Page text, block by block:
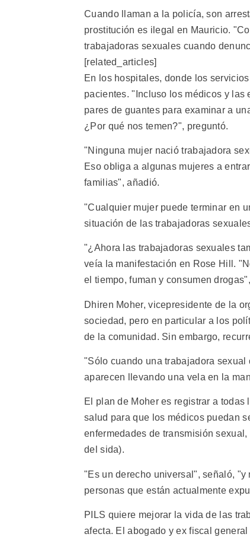
Cuando llaman a la policía, son
prostitución es ilegal en Mauricio.
trabajadoras sexuales cuando
[related_articles]
En los hospitales, donde los
pacientes. "Incluso los médicos y las
pares de guantes para examinar a
¿Por qué nos temen?", preguntó.
"Ninguna mujer nació trabajadora
Eso obliga a algunas mujeres a
familias", añadió.
"Cualquier mujer puede terminar en
situación de las trabajadoras
"¿Ahora las trabajadoras sexuales
veía la manifestación en Rose Hill.
el tiempo, fuman y consumen
Dhiren Moher, vicepresidente de la
sociedad, pero en particular a los
de la comunidad. Sin embargo,
"Sólo cuando una trabajadora
aparecen llevando una vela en la
El plan de Moher es registrar a
salud para que los médicos puedan
enfermedades de transmisión
del sida).
"Es un derecho universal", señaló,
personas que están actualmente
PILS quiere mejorar la vida de las
afecta. El abogado y ex fiscal